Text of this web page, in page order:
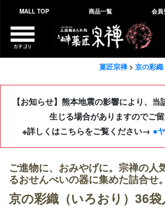
MALL TOP 商品一覧 会員
菓匠宗禅 京の彩織
【お知らせ】熊本地震の影響により、
生じる場合がありますのでご留
※詳しくはこちらをご覧ください→ ●
ご進物に、おみやげに。宗禅の人
るおせんべいの器に集めた詰合せ。
京の彩織（いろおり）36袋